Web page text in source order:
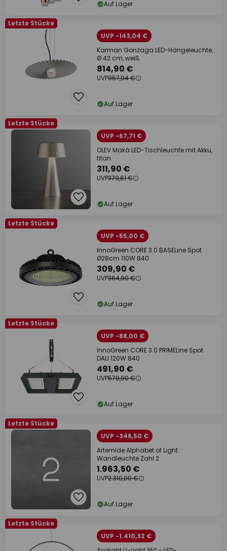
Auf Lager
Letzte Stücke
UVP -143,04 €
Karman Gonzaga LED-Hängeleuchte,
Ø 42 cm, weiß
814,90 €
UVP957,94 €
Auf Lager
Letzte Stücke
UVP -67,71 €
OLEV Makà LED-Tischleuchte mit Akku,
titan
311,90 €
UVP379,61 €
Auf Lager
Letzte Stücke
UVP -55,00 €
InnoGreen CORE 3.0 BASELine Spot
Ø28cm 110W 840
309,90 €
UVP364,90 €
Auf Lager
Letzte Stücke
UVP -88,00 €
InnoGreen CORE 3.0 PRIMELine Spot
DALI 120W 840
491,90 €
UVP579,90 €
Auf Lager
Letzte Stücke
UVP -346,50 €
Artemide Alphabet of Light
Wandleuchte Zahl 2
1.963,50 €
UVP2.310,00 €
Auf Lager
Letzte Stücke
UVP -1.410,32 €